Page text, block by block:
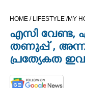
OPINION
PHOTOS
HOME / LIFESTYLE /MY
എസി വേണ്ട,​
തണുപ്പ് ,​
പ്രത്യേകത